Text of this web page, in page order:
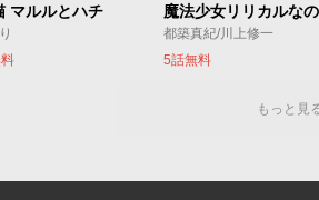
マルルとハチ
都築真紀/川上修一
5話無料
もっと見